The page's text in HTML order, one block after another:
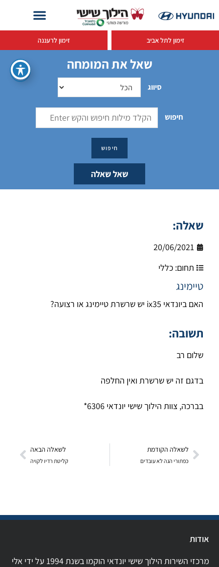
זימון לתל אביב זימון לרעננה
שאל את המומחה
סיווג
חיפוש
שאל שאלה
שאלה:
20/06/2021
תחום: כללי
טיימינג
האם ביונדאי ix35 יש שרשרת טיימינג או רצועה?
תשובה:
שלום רב
בדגם זה יש שרשרת ואין החלפה
בברכה, צוות הילוך שישי יונדאי 6306*
לשאלה הקודמת
כפתורי הגה לא עובדים
לשאלה הבאה
קליטת רדיו לקויה
אודות
מרכזי השירות הילוך שישי יונדאי הוקמו בשנת 1994 על ידי אלי